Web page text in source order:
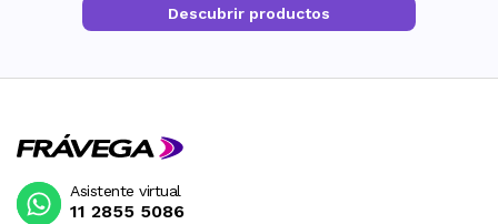
Descubrir productos
Asistente virtual
11 2855 5086